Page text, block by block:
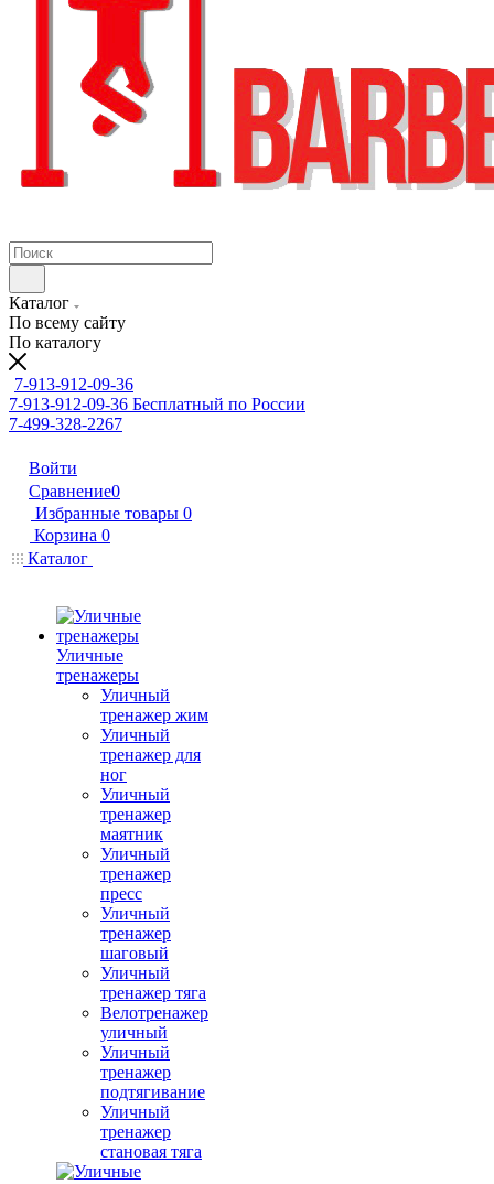
Каталог
По всему сайту
По каталогу
7-913-912-09-36
7-913-912-09-36 Бесплатный по России
7-499-328-2267
Войти
Сравнение0
Избранные товары 0
Корзина 0
Каталог
Уличные
тренажеры
Уличный
тренажер жим
Уличный
тренажер для
ног
Уличный
тренажер
маятник
Уличный
тренажер
пресс
Уличный
тренажер
шаговый
Уличный
тренажер тяга
Велотренажер
уличный
Уличный
тренажер
подтягивание
Уличный
тренажер
становая тяга